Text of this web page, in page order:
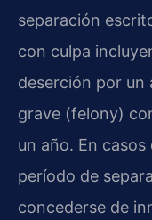
separación
con culpa
deserción por un
grave (felony)
un año. En
período de
concederse de